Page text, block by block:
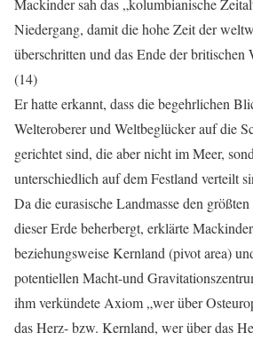
Mackinder sah das „kolumbianische
Niedergang, damit die hohe Zeit der
überschritten und das Ende der britischen
(14)
Er hatte erkannt, dass die begehrlichen
Welteroberer und Weltbeglücker auf die
gerichtet sind, die aber nicht im Meer,
unterschiedlich auf dem Festland verteilt
Da die eurasische Landmasse den
dieser Erde beherbergt, erklärte
beziehungsweise Kernland (pivot area)
potentiellen Macht-und
ihm verkündete Axiom „wer über
das Herz- bzw. Kernland, wer über das